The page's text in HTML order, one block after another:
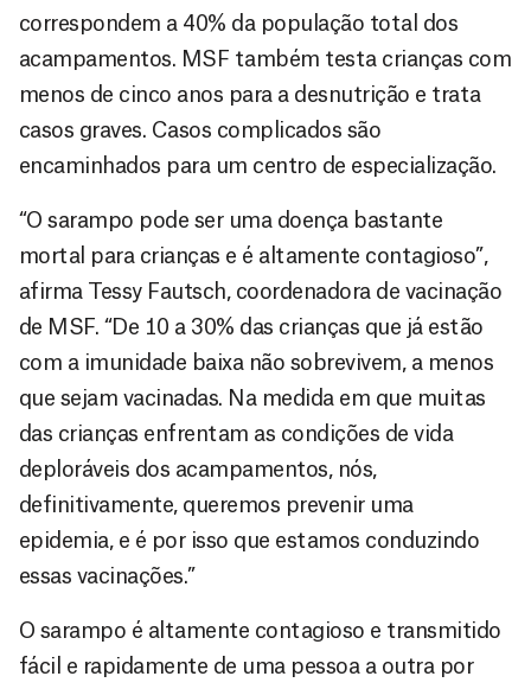
correspondem a 40% da população total dos
acampamentos. MSF também testa crianças com
menos de cinco anos para a desnutrição e trata
casos graves. Casos complicados são
encaminhados para um centro de especialização.
“O sarampo pode ser uma doença bastante
mortal para crianças e é altamente contagioso”,
afirma Tessy Fautsch, coordenadora de vacinação
de MSF. “De 10 a 30% das crianças que já estão
com a imunidade baixa não sobrevivem, a menos
que sejam vacinadas. Na medida em que muitas
das crianças enfrentam as condições de vida
deploráveis dos acampamentos, nós,
definitivamente, queremos prevenir uma
epidemia, e é por isso que estamos conduzindo
essas vacinações.”
O sarampo é altamente contagioso e transmitido
fácil e rapidamente de uma pessoa a outra por